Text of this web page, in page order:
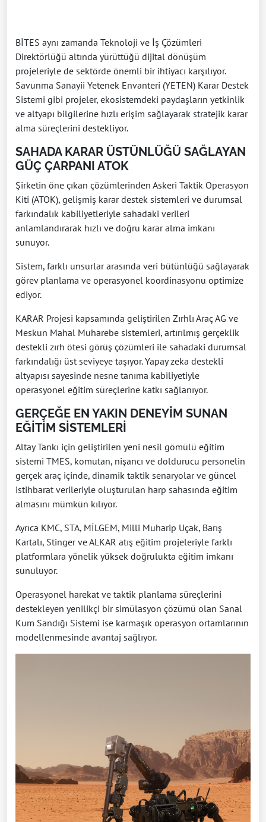
BİTES aynı zamanda Teknoloji ve İş Çözümleri
Direktörlüğü altında yürüttüğü dijital dönüşüm
projeleriyle de sektörde önemli bir ihtiyacı karşılıyor.
Savunma Sanayii Yetenek Envanteri (YETEN) Karar Destek
Sistemi gibi projeler, ekosistemdeki paydaşların yetkinlik
ve altyapı bilgilerine hızlı erişim sağlayarak stratejik karar
alma süreçlerini destekliyor.
SAHADA KARAR ÜSTÜNLÜĞÜ SAĞLAYAN
GÜÇ ÇARPANI ATOK
Şirketin öne çıkan çözümlerinden Askeri Taktik Operasyon
Kiti (ATOK), gelişmiş karar destek sistemleri ve durumsal
farkındalık kabiliyetleriyle sahadaki verileri
anlamlandırarak hızlı ve doğru karar alma imkanı
sunuyor.
Sistem, farklı unsurlar arasında veri bütünlüğü sağlayarak
görev planlama ve operasyonel koordinasyonu optimize
ediyor.
KARAR Projesi kapsamında geliştirilen Zırhlı Araç AG ve
Meskun Mahal Muharebe sistemleri, artırılmış gerçeklik
destekli zırh ötesi görüş çözümleri ile sahadaki durumsal
farkındalığı üst seviyeye taşıyor. Yapay zeka destekli
altyapısı sayesinde nesne tanıma kabiliyetiyle
operasyonel eğitim süreçlerine katkı sağlanıyor.
GERÇEĞE EN YAKIN DENEYİM SUNAN
EĞİTİM SİSTEMLERİ
Altay Tankı için geliştirilen yeni nesil gömülü eğitim
sistemi TMES, komutan, nişancı ve doldurucu personelin
gerçek araç içinde, dinamik taktik senaryolar ve güncel
istihbarat verileriyle oluşturulan harp sahasında eğitim
almasını mümkün kılıyor.
Ayrıca KMC, STA, MİLGEM, Milli Muharip Uçak, Barış
Kartalı, Stinger ve ALKAR atış eğitim projeleriyle farklı
platformlara yönelik yüksek doğrulukta eğitim imkanı
sunuluyor.
Operasyonel harekat ve taktik planlama süreçlerini
destekleyen yenilikçi bir simülasyon çözümü olan Sanal
Kum Sandığı Sistemi ise karmaşık operasyon ortamlarının
modellenmesinde avantaj sağlıyor.